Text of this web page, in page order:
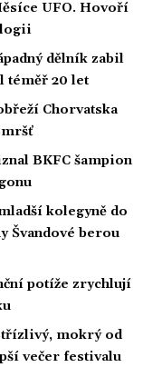
UFO. Hovoří
dělník zabil
téměř 20 let
Chorvatska
BKFC šampion
kolegyně do
Švandové berou
potíže zrychlují
mokrý od
večer festivalu